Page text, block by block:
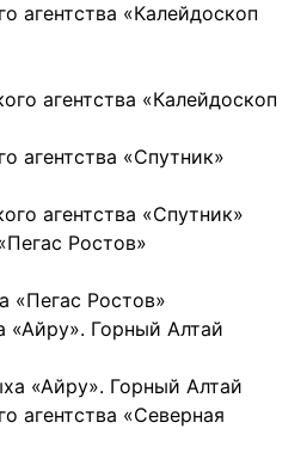
агентства «Калейдоскоп
агентства «Спутник»
Ростов»
«Айру». Горный Алтай
агентства «Северная